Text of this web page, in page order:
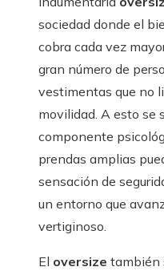
sociedad donde el
cobra cada vez
gran número de
vestimentas que no
movilidad. A esto se
componente
prendas amplias
sensación de
un entorno que
vertiginoso.
El oversize también